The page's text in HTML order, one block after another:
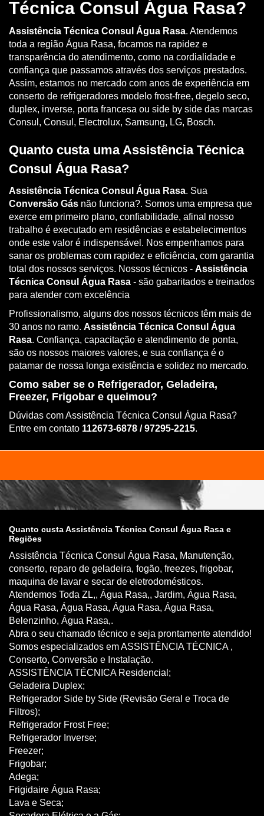
Técnica Consul Água Rasa?
Assistência Técnica Consul Água Rasa. Atendemos
toda a região Água Rasa, focamos na rapidez e
transparência do atendimento, como na cordialidade e
confiança que passamos através dos serviços prestados.
Assim, estamos no mercado com anos de experiência em
conserto de refrigeradores modelo frost-free, degelo seco,
duplex, inverse, porta francesa ou side by side das marcas
Consul, Consul, Electrolux, Samsung, LG, Bosch.
Quanto custa uma Assistência Técnica
Consul Água Rasa?
Assistência Técnica Consul Água Rasa. Sua
Conversão Gás não funciona?. Somos uma empresa que
exerce em primeiro plano, confiabilidade, afinal nosso
trabalho é executado em residências e estabelecimentos
onde este valor é indispensável. Nos empenhamos para
sanar os problemas com rapidez e eficiência, com garantia
total dos nossos serviços. Nossos técnicos - Assistência
Técnica Consul Água Rasa - são gabaritados e treinados
para atender com excelência
Profissionalismo, alguns dos nossos técnicos têm mais de
30 anos no ramo. Assistência Técnica Consul Água
Rasa. Confiança, capacitação e atendimento de ponta,
são os nossos maiores valores, e sua confiança é o
patamar de nossa longa existência e solidez no mercado.
Como saber se o Refrigerador, Geladeira,
Freezer, Frigobar e queimou?
Dúvidas com Assistência Técnica Consul Água Rasa?
Entre em contato 112673-6878 / 97295-2215.
Quanto custa Assistência Técnica Consul Água Rasa e
Regiões
Assistência Técnica Consul Água Rasa, Manutenção,
conserto, reparo de geladeira, fogão, freezes, frigobar,
maquina de lavar e secar de eletrodomésticos.
Atendemos Toda ZL,, Água Rasa,, Jardim, Água Rasa,
Água Rasa, Água Rasa, Água Rasa, Água Rasa,
Belenzinho, Água Rasa,.
Abra o seu chamado técnico e seja prontamente atendido!
Somos especializados em ASSISTÊNCIA TÉCNICA ,
Conserto, Conversão e Instalação.
ASSISTÊNCIA TÉCNICA Residencial;
Geladeira Duplex;
Refrigerador Side by Side (Revisão Geral e Troca de
Filtros);
Refrigerador Frost Free;
Refrigerador Inverse;
Freezer;
Frigobar;
Adega;
Frigidaire Água Rasa;
Lava e Seca;